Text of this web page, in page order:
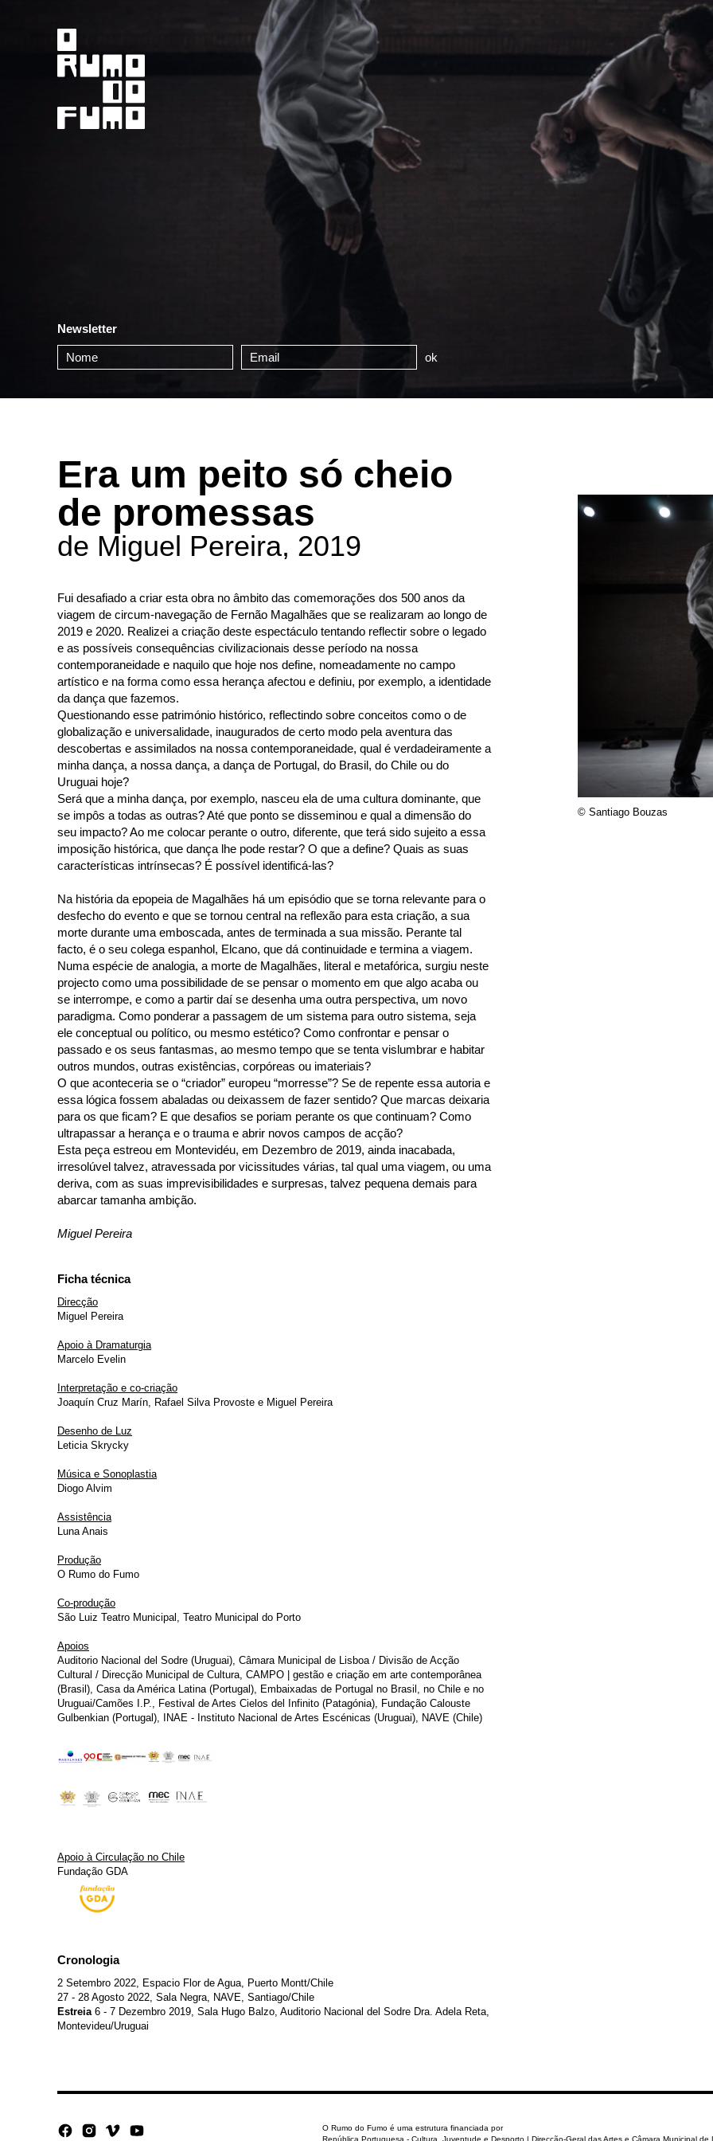
Newsletter
ok
Era um peito só cheio
de promessas
de Miguel Pereira, 2019
Fui desafiado a criar esta obra no âmbito das comemorações dos 500 anos da
viagem de circum-navegação de Fernão Magalhães que se realizaram ao longo de
2019 e 2020. Realizei a criação deste espectáculo tentando reflectir sobre o legado
e as possíveis consequências civilizacionais desse período na nossa
contemporaneidade e naquilo que hoje nos define, nomeadamente no campo
artístico e na forma como essa herança afectou e definiu, por exemplo, a identidade
da dança que fazemos.
Questionando esse património histórico, reflectindo sobre conceitos como o de
globalização e universalidade, inaugurados de certo modo pela aventura das
descobertas e assimilados na nossa contemporaneidade, qual é verdadeiramente a
minha dança, a nossa dança, a dança de Portugal, do Brasil, do Chile ou do
Uruguai hoje?
Será que a minha dança, por exemplo, nasceu ela de uma cultura dominante, que
se impôs a todas as outras? Até que ponto se disseminou e qual a dimensão do
seu impacto? Ao me colocar perante o outro, diferente, que terá sido sujeito a essa
imposição histórica, que dança lhe pode restar? O que a define? Quais as suas
características intrínsecas? É possível identificá-las?
Na história da epopeia de Magalhães há um episódio que se torna relevante para o
desfecho do evento e que se tornou central na reflexão para esta criação, a sua
morte durante uma emboscada, antes de terminada a sua missão. Perante tal
facto, é o seu colega espanhol, Elcano, que dá continuidade e termina a viagem.
Numa espécie de analogia, a morte de Magalhães, literal e metafórica, surgiu neste
projecto como uma possibilidade de se pensar o momento em que algo acaba ou
se interrompe, e como a partir daí se desenha uma outra perspectiva, um novo
paradigma. Como ponderar a passagem de um sistema para outro sistema, seja
ele conceptual ou político, ou mesmo estético? Como confrontar e pensar o
passado e os seus fantasmas, ao mesmo tempo que se tenta vislumbrar e habitar
outros mundos, outras existências, corpóreas ou imateriais?
O que aconteceria se o “criador” europeu “morresse”? Se de repente essa autoria e
essa lógica fossem abaladas ou deixassem de fazer sentido? Que marcas deixaria
para os que ficam? E que desafios se poriam perante os que continuam? Como
ultrapassar a herança e o trauma e abrir novos campos de acção?
Esta peça estreou em Montevidéu, em Dezembro de 2019, ainda inacabada,
irresolúvel talvez, atravessada por vicissitudes várias, tal qual uma viagem, ou uma
deriva, com as suas imprevisibilidades e surpresas, talvez pequena demais para
abarcar tamanha ambição.
Miguel Pereira
Ficha técnica
Direcção
Miguel Pereira
Apoio à Dramaturgia
Marcelo Evelin
Interpretação e co-criação
Joaquín Cruz Marín, Rafael Silva Provoste e Miguel Pereira
Desenho de Luz
Leticia Skrycky
Música e Sonoplastia
Diogo Alvim
Assistência
Luna Anais
Produção
O Rumo do Fumo
Co-produção
São Luiz Teatro Municipal, Teatro Municipal do Porto
Apoios
Auditorio Nacional del Sodre (Uruguai), Câmara Municipal de Lisboa / Divisão de Acção
Cultural / Direcção Municipal de Cultura, CAMPO | gestão e criação em arte contemporânea
(Brasil), Casa da América Latina (Portugal), Embaixadas de Portugal no Brasil, no Chile e no
Uruguai/Camões I.P., Festival de Artes Cielos del Infinito (Patagónia), Fundação Calouste
Gulbenkian (Portugal), INAE - Instituto Nacional de Artes Escénicas (Uruguai), NAVE (Chile)
Apoio à Circulação no Chile
Fundação GDA
Cronologia
2 Setembro 2022, Espacio Flor de Agua, Puerto Montt/Chile
27 - 28 Agosto 2022, Sala Negra, NAVE, Santiago/Chile
Estreia6 - 7 Dezembro 2019, Sala Hugo Balzo, Auditorio Nacional del Sodre Dra. Adela Reta,
Montevideu/Uruguai
© Santiago Bouzas
O Rumo do Fumo é uma estrutura financiada por
República Portuguesa - Cultura, Juventude e Desporto | Direcção-Geral das Artes e Câmara Municipal de